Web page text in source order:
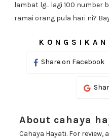
lambat lg... lagi 100 number
ramai orang pula hari ni?
Share on Facebook
About cahaya
Cahaya Hayati. For